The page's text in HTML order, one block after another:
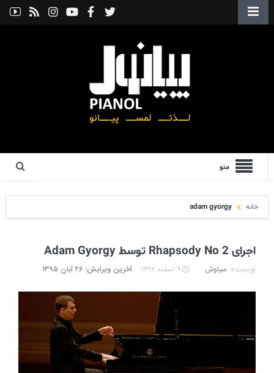
منو
خانه
اجرای Rhapsody No 2 توسط Adam Gyorgy
نویسنده: سیاوش ۹ اسفند ۱۳۹۲ آخرین ویرایش: ۲۶ آبان ۱۳۹۵